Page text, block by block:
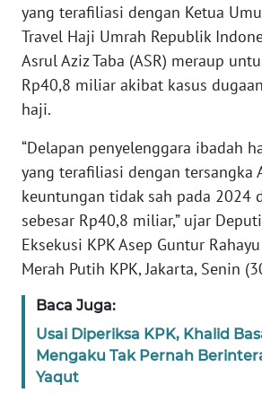
yang terafiliasi dengan Ketua
Travel Haji Umrah Republik
Asrul Aziz Taba (ASR) meraup
Rp40,8 miliar akibat kasus
haji.
“Delapan penyelenggara ibadah
yang terafiliasi dengan tersangka
keuntungan tidak sah pada 2024
sebesar Rp40,8 miliar,” ujar
Eksekusi KPK Asep Guntur
Merah Putih KPK, Jakarta, Senin
Baca Juga:
Usai Diperiksa KPK, Khalid
Mengaku Tak Pernah
Yaqut
INDEKS
BERITA
KONTAK
KAMI
INFO
KAMI
PEDOMAN
SIBER
REDAKSI